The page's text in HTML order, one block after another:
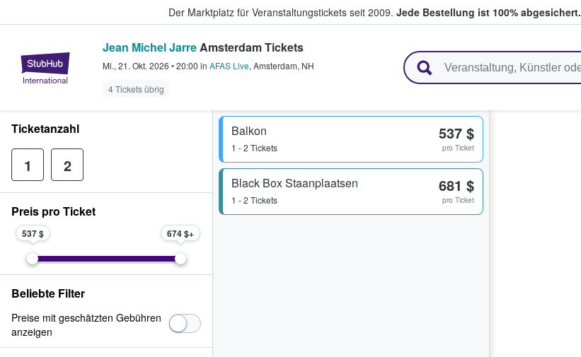
Der Marktplatz für Veranstaltungstickets seit 2009. Jede Bestellung ist 100% abgesichert.
StubHub - Wo Fans Tickets kaufen & verkaufen
Jean Michel JarreAmsterdam Tickets
Mi., 21. Okt. 2026 •20:00 in AFAS Live, Amsterdam, NH
4 Tickets übrig
Balkon
1 - 2 Tickets
537 $
pro Ticket
Black Box Staanplaatsen
1 - 2 Tickets
681 $
pro Ticket
Ticketanzahl
1 2
Preis pro Ticket
537 $ 674 $
Beliebte Filter
Preise mit geschätzten Gebühren
anzeigen